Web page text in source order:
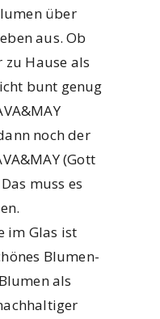
über
aus. Ob
zu Hause als
bunt genug
noch der
(Gott
muss es
im Glas ist
Blumen-
als